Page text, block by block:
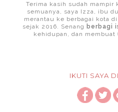
Terima kasih sudah mampir
semuanya, saya Izza, ibu
merantau ke berbagai kota
sejak 2016. Senang berbagi
kehidupan, dan membuat
IKUTI SAYA